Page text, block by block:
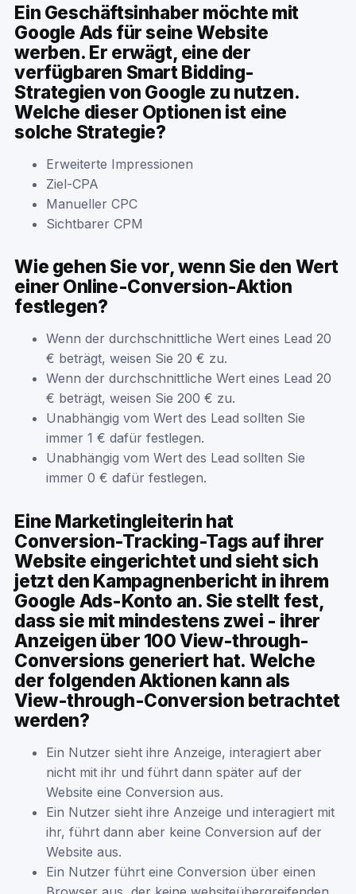
Ein Geschäftsinhaber möchte mit
Google Ads für seine Website
werben. Er erwägt, eine der
verfügbaren Smart Bidding-
Strategien von Google zu nutzen.
Welche dieser Optionen ist eine
solche Strategie?
Erweiterte Impressionen
Ziel-CPA
Manueller CPC
Sichtbarer CPM
Wie gehen Sie vor, wenn Sie den Wert
einer Online-Conversion-Aktion
festlegen?
Wenn der durchschnittliche Wert eines Lead 20
€ beträgt, weisen Sie 20 € zu.
Wenn der durchschnittliche Wert eines Lead 20
€ beträgt, weisen Sie 200 € zu.
Unabhängig vom Wert des Lead sollten Sie
immer 1 € dafür festlegen.
Unabhängig vom Wert des Lead sollten Sie
immer 0 € dafür festlegen.
Eine Marketingleiterin hat
Conversion-Tracking-Tags auf ihrer
Website eingerichtet und sieht sich
jetzt den Kampagnenbericht in ihrem
Google Ads-Konto an. Sie stellt fest,
dass sie mit mindestens zwei - ihrer
Anzeigen über 100 View-through-
Conversions generiert hat. Welche
der folgenden Aktionen kann als
View-through-Conversion betrachtet
werden?
Ein Nutzer sieht ihre Anzeige, interagiert aber
nicht mit ihr und führt dann später auf der
Website eine Conversion aus.
Ein Nutzer sieht ihre Anzeige und interagiert mit
ihr, führt dann aber keine Conversion auf der
Website aus.
Ein Nutzer führt eine Conversion über einen